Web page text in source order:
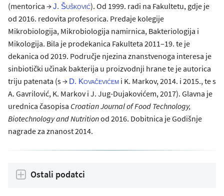
(mentorica →J. Šušković). Od 1999. radi na Fakultetu, gdje je
od 2016. redovita profesorica. Predaje kolegije
Mikrobiologija, Mikrobiologija namirnica, Bakteriologija i
Mikologija. Bila je prodekanica Fakulteta 2011–19. te je
dekanica od 2019. Područje njezina znanstvenoga interesa je
sinbiotički učinak bakterija u proizvodnji hrane te je autorica
triju patenata (s → D. Kovačevićem i K. Markov, 2014. i 2015., te s
A. Gavrilović, K. Markov i J. Jug-Dujakovićem, 2017). Glavna je
urednica časopisa Croatian Journal of Food Technology,
Biotechnology and Nutritionod 2016. Dobitnica je Godišnje
nagrade za znanost 2014.
Ostali podatci